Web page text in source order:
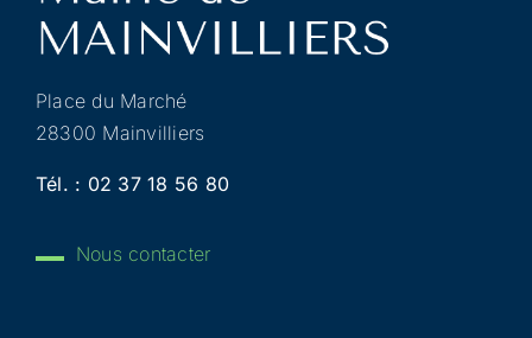
Place du Marché
28300 Mainvilliers
Tél. : 02 37 18 56 80
Nous contacter